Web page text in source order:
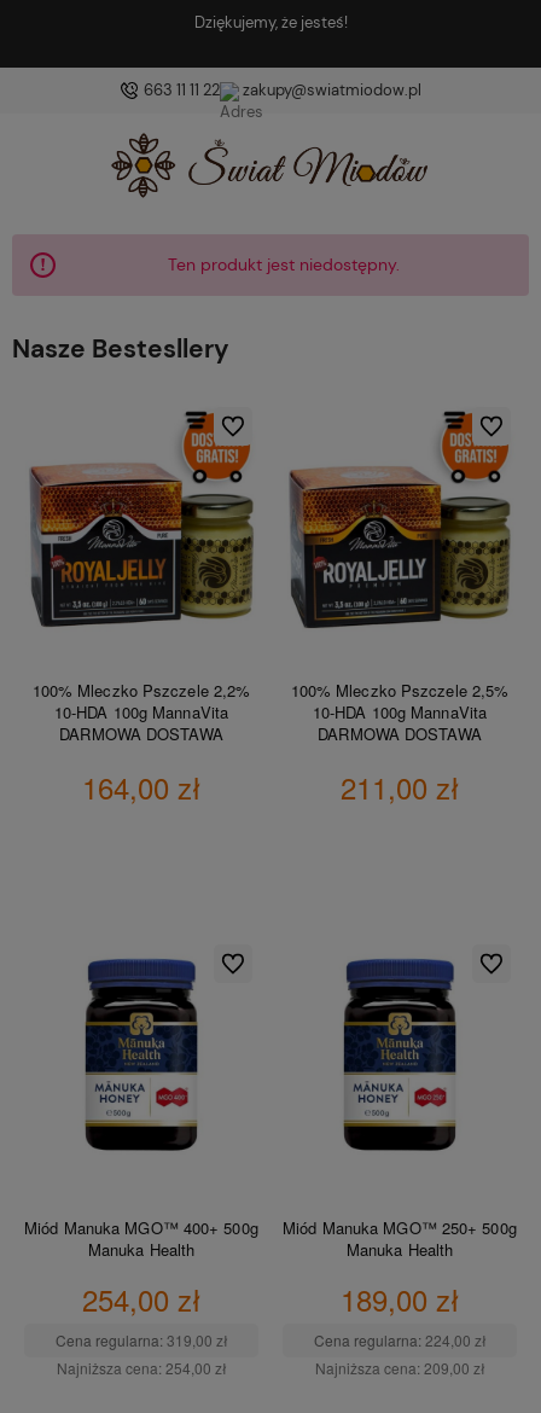
Dziękujemy, że jesteś!
663 11 11 22 zakupy@swiatmiodow.pl
Ten produkt jest niedostępny.
Nasze Bestesllery
100% Mleczko Pszczele 2,2%
10-HDA 100g MannaVita
DARMOWA DOSTAWA
164,00 zł
Do ulubionych
100% Mleczko Pszczele 2,5%
10-HDA 100g MannaVita
DARMOWA DOSTAWA
211,00 zł
Do
Miód Manuka MGO™ 400+ 500g
Manuka Health
254,00 zł
Cena regularna: 319,00 zł
Najniższa cena: 254,00 zł
Do ulubionych
Miód Manuka MGO™ 250+ 500g
Manuka Health
189,00 zł
Cena regularna: 224,00 zł
Najniższa cena: 209,00 zł
Do